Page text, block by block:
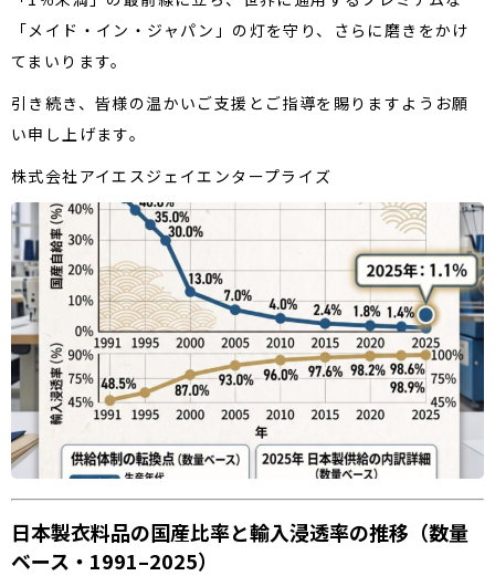
「メイド・イン・ジャパン」の灯を守り、さらに磨きをかけ
てまいります。
引き続き、皆様の温かいご支援とご指導を賜りますようお願
い申し上げます。
株式会社アイエスジェイエンタープライズ
日本製衣料品の国産比率と輸入浸透率の推移（数量
ベース・1991–2025）